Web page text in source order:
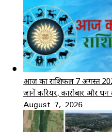
आज का राशिफल 7 अगस्त
जानें करियर, कारोबार और धन
August 7, 2026